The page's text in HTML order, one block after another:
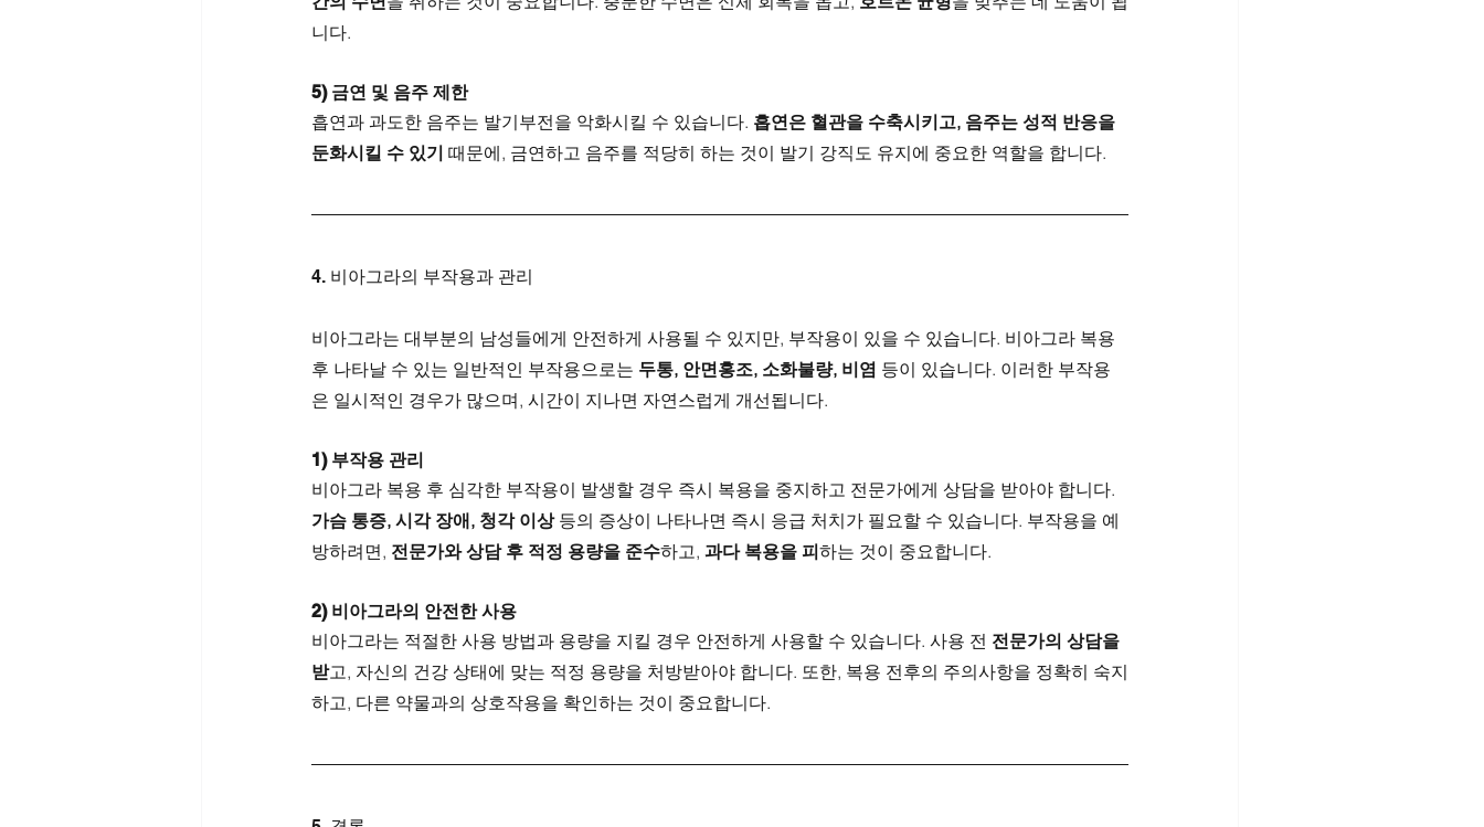
니다.
5) 금연 및 음주 제한
흡연과 과도한 음주는 발기부전을 악화시킬 수 있습니다. 흡연은 혈관을 수축시키고, 음주는 성적 반응을
둔화시킬 수 있기 때문에, 금연하고 음주를 적당히 하는 것이 발기 강직도 유지에 중요한 역할을 합니다.
4. 비아그라의 부작용과 관리
비아그라는 대부분의 남성들에게 안전하게 사용될 수 있지만, 부작용이 있을 수 있습니다. 비아그라 복용
후 나타날 수 있는 일반적인 부작용으로는 두통, 안면홍조, 소화불량, 비염 등이 있습니다. 이러한 부작용
은 일시적인 경우가 많으며, 시간이 지나면 자연스럽게 개선됩니다.
1) 부작용 관리
비아그라 복용 후 심각한 부작용이 발생할 경우 즉시 복용을 중지하고 전문가에게 상담을 받아야 합니다.
가슴 통증, 시각 장애, 청각 이상 등의 증상이 나타나면 즉시 응급 처치가 필요할 수 있습니다. 부작용을 예
방하려면, 전문가와 상담 후 적정 용량을 준수하고, 과다 복용을 피하는 것이 중요합니다.
2) 비아그라의 안전한 사용
비아그라는 적절한 사용 방법과 용량을 지킬 경우 안전하게 사용할 수 있습니다. 사용 전 전문가의 상담을
받고, 자신의 건강 상태에 맞는 적정 용량을 처방받아야 합니다. 또한, 복용 전후의 주의사항을 정확히 숙지
하고, 다른 약물과의 상호작용을 확인하는 것이 중요합니다.